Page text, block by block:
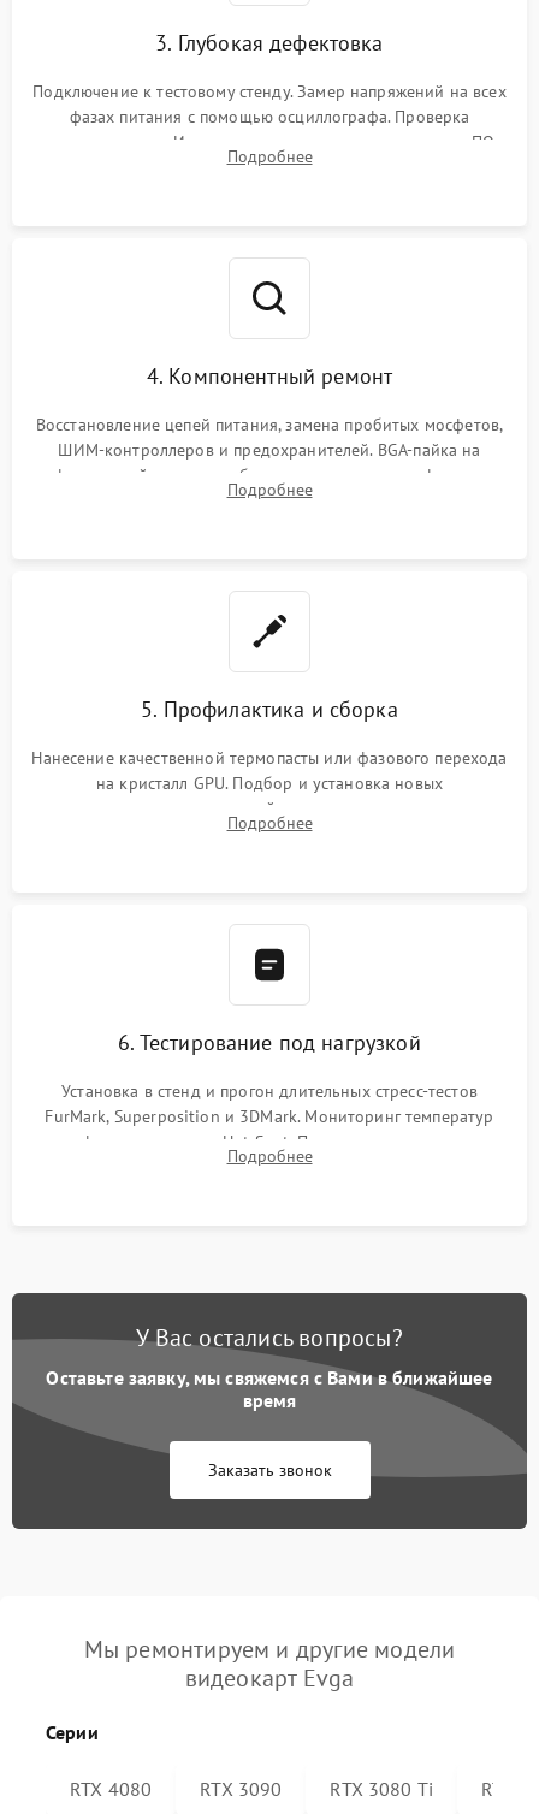
3. Глубокая дефектовка
Подключение к тестовому стенду. Замер напряжений на всех
фазах питания с помощью осциллографа. Проверка
инициализации. Использование специализированного ПО
MATS
Подробнее
4. Компонентный ремонт
Восстановление цепей питания, замена пробитых мосфетов,
ШИМ-контроллеров и предохранителей. BGA-пайка на
инфракрасной станции реболлинг или замена графического
чипа и дефектной памяти GDDR. Прошивка BIOS
Подробнее
5. Профилактика и сборка
Нанесение качественной термопасты или фазового перехода
на кристалл GPU. Подбор и установка новых
термопрокладок правильной толщины на память и цепи
питания. Монтаж радиатора и бэкплейта, подключение и
Подробнее
6. Тестирование под нагрузкой
Установка в стенд и прогон длительных стресс-тестов
FurMark, Superposition и 3DMark. Мониторинг температур
графического чипа и Hot Spot. Проверка на отсутствие
артефактов изображения, вылетов драйвера и зависаний.
Подробнее
У Вас остались вопросы?
Оставьте заявку, мы свяжемся с Вами в ближайшее
время
Заказать звонок
Мы ремонтируем и другие модели
видеокарт Evga
Серии
RTX 4080 RTX 3090 RTX 3080 Ti RTX